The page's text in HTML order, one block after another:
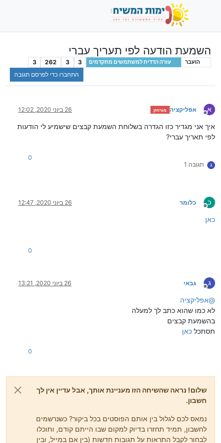
השמעת הודעה לפי תעריך עברי
הועבר עזרה הדדית למשתמשים מתקדמים 3
3
262
3
התחברו כדי לפרסם תגובה
א
מנותק
אפליקציה מורחק 26 ביוני 2020, 12:02
איך אני מגדיר כזו הגדרה בשלוחת השמעת קבצים שישמיע לי הודעות
לפי תאריך עברי?
ג תגובה 1
0
כ
מנותק
כלומר 26 ביוני 2020, 12:47
כאן
0
ג
מנותק
גבאי 26 ביוני 2020, 13:21
@אפליקציה
לא כמו שהוא כתב לך למעלה
בהשמעת קבצים
תסתכל כאן
0
שלום! נראה שהשיחה הזו מעניינת אותך, אבל עדיין אין לך
חשבון.
נמאס לכם לגלול בין אותם הפוסטים בכל ביקור? כשנרשמים
לחשבון, תמיד תחזרו בדיוק למקום שבו הייתם קודם, ותוכלו
לבחור לקבל התראות על תגובות חדשות (בין אם במייל, ובין